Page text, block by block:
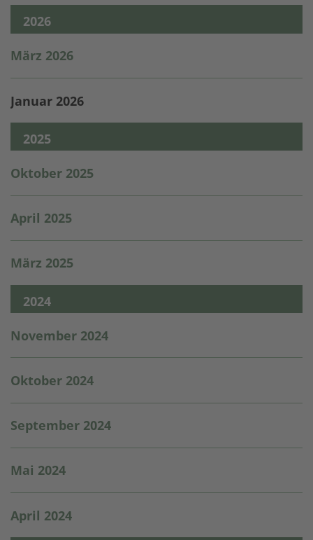
2026
März 2026
Januar 2026
2025
Oktober 2025
April 2025
März 2025
2024
November 2024
Oktober 2024
September 2024
Mai 2024
April 2024